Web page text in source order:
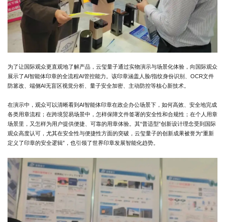
为了让国际观众更直观地了解产品，云玺量子通过实物演示与场景化体验，向国际观众
展示了AI智能体印章的全流程AI管控能力。该印章涵盖人脸/指纹身份识别、OCR文件
防篡改、端侧AI无盲区视觉分析、量子安全加密、主动防控等核心新技术。
在演示中，观众可以清晰看到AI智能体印章在政企办公场景下，如何高效、安全地完成
各类用章流程；在跨境贸易场景中，怎样保障文件签署的安全性和合规性；在个人用章
场景里，又怎样为用户提供便捷、可靠的用章体验。其“普适型”创新设计理念受到国际
观众高度认可，尤其在安全性与便捷性方面的突破，云玺量子的创新成果被誉为“重新
定义了印章的安全逻辑”，也引领了世界印章发展智能化趋势。